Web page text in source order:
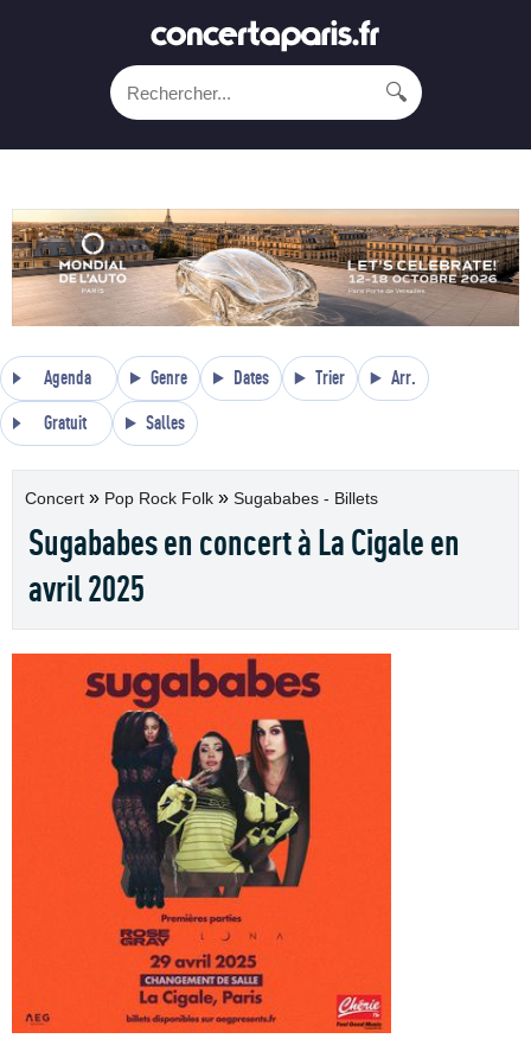
🔍
Agenda Genre Dates Trier Arr.
Gratuit Salles
Concert » Pop Rock Folk » Sugababes - Billets
Sugababes en concert à La Cigale en
avril 2025